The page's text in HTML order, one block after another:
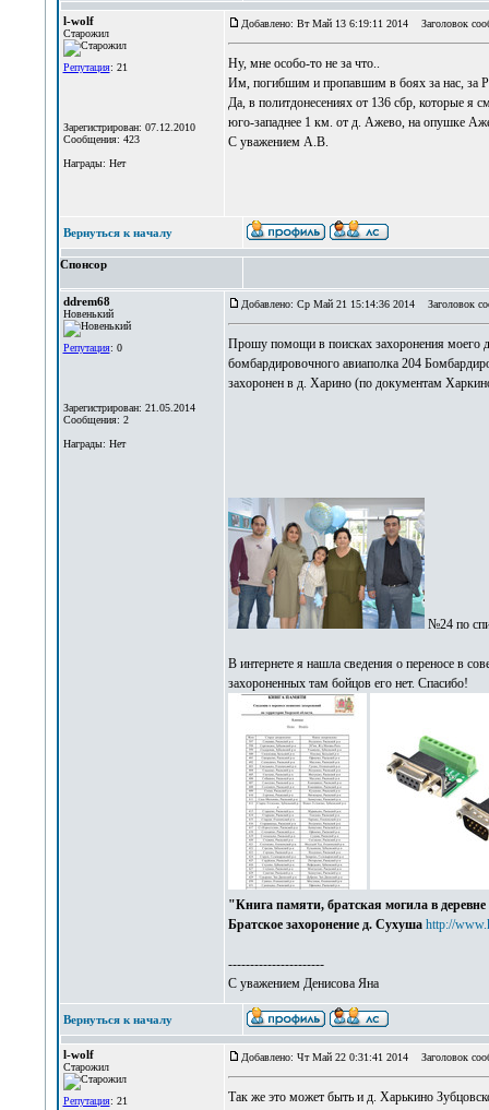
l-wolf
Старожил
Репутация: 21
Зарегистрирован: 07.12.2010
Сообщения: 423
Награды: Нет
Добавлено: Вт Май 13 6:19:11 2014 Заголовок
Ну, мне особо-то не за что..
Им, погибшим и пропавшим в боях за нас, за
Да, в политдонесениях от 136 сбр, которые я
юго-западнее 1 км. от д. Ажево, на опушке
С уважением А.В.
Вернуться к началу
Спонсор
ddrem68
Новенький
Репутация: 0
Зарегистрирован: 21.05.2014
Сообщения: 2
Награды: Нет
Добавлено: Ср Май 21 15:14:36 2014 Заголовок
Прошу помощи в поисках захоронения моего
бомбардировочного авиаполка 204
захоронен в д. Харино (по документам
№24 по
В интернете я нашла сведения о переносе в
захороненных там бойцов его нет. Спасибо!
"Книга памяти, братская могила в
Братское захоронение д. Сухуша http://
----------------------
С уважением Денисова Яна
Вернуться к началу
l-wolf
Старожил
Репутация: 21
Добавлено: Чт Май 22 0:31:41 2014 Заголовок
Так же это может быть и д. Харькино